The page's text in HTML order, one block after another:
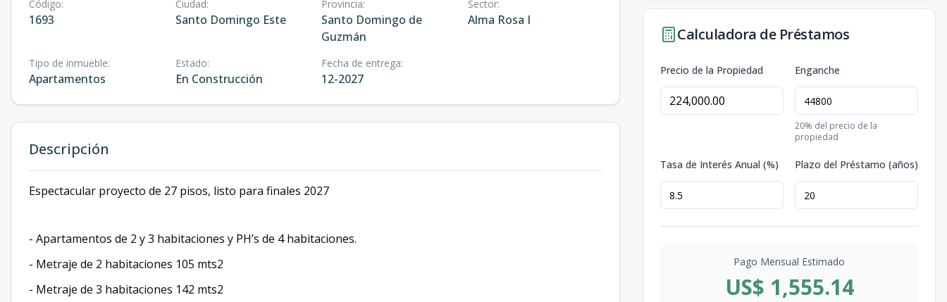
Código:
1693
Ciudad:
Santo Domingo Este
Provincia:
Santo Domingo de
Guzmán
Sector:
Alma Rosa I
Tipo de inmueble:
Apartamentos
Estado:
En Construcción
Fecha de entrega:
12-2027
Descripción
Espectacular proyecto de 27 pisos, listo para finales 2027
- Apartamentos de 2 y 3 habitaciones y PH’s de 4 habitaciones.
- ⁠Metraje de 2 habitaciones 105 mts2
- ⁠Metraje de 3 habitaciones 142 mts2
Calculadora de Préstamos
Precio de la Propiedad Enganche
20% del precio de la
propiedad
Tasa de Interés Anual (%) Plazo del Préstamo (años)
Pago Mensual Estimado
US$ 1,555.14